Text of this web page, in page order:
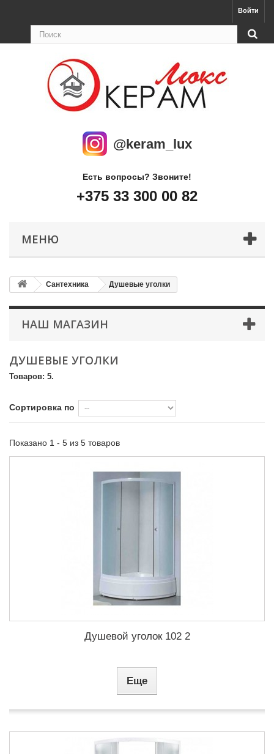
Войти
@keram_lux
Есть вопросы? Звоните!
+375 33 300 00 82
МЕНЮ
Сантехника Душевые уголки
НАШ МАГАЗИН
ДУШЕВЫЕ УГОЛКИ
Товаров: 5.
Сортировка по
Показано 1 - 5 из 5 товаров
Душевой уголок 102 2
Еще